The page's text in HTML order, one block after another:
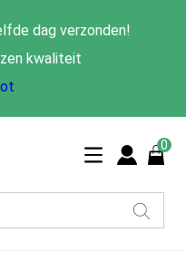
dag verzonden!
kwaliteit
0